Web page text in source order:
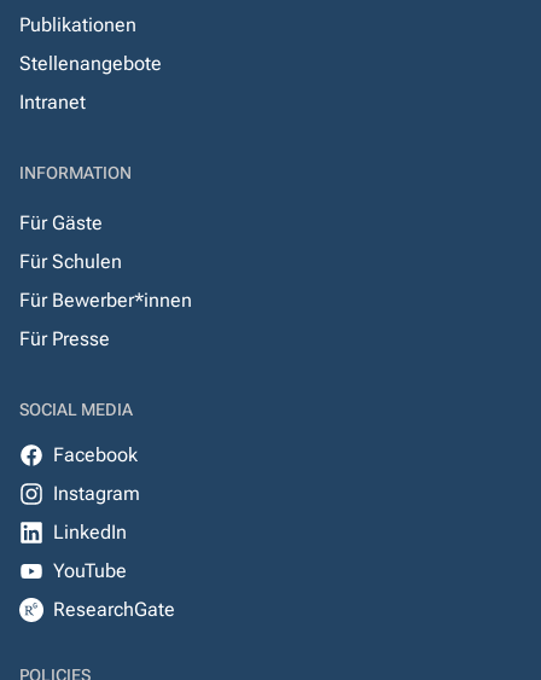
Publikationen
Stellenangebote
Intranet
INFORMATION
Für Gäste
Für Schulen
Für Bewerber*innen
Für Presse
SOCIAL MEDIA
Facebook
Instagram
LinkedIn
YouTube
ResearchGate
POLICIES